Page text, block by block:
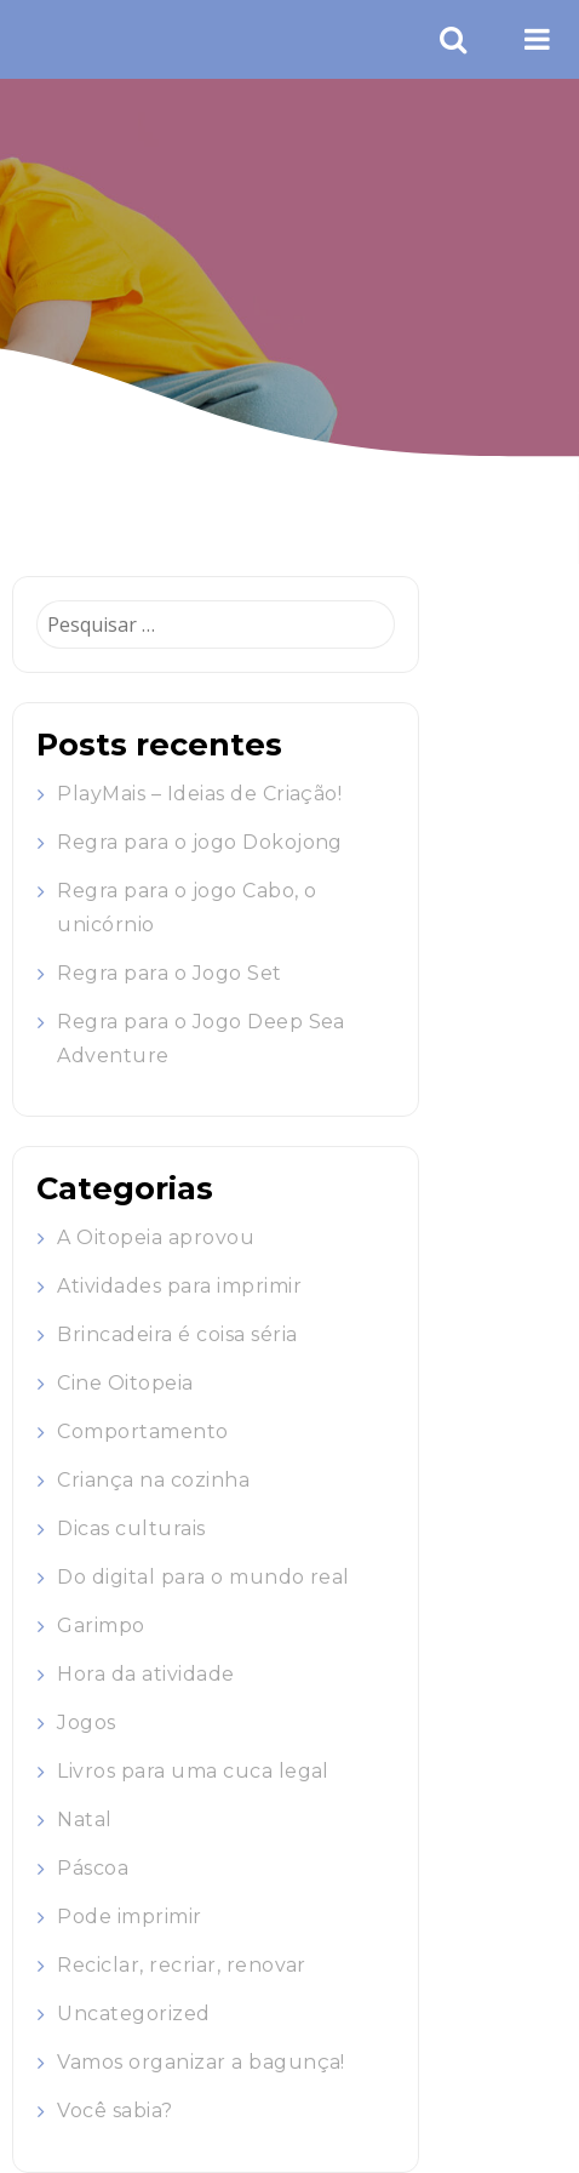
Pesquisar
Posts recentes
PlayMais – Ideias de Criação!
Regra para o jogo Dokojong
Regra para o jogo Cabo, o
unicórnio
Regra para o Jogo Set
Regra para o Jogo Deep Sea
Adventure
Categorias
A Oitopeia aprovou
Atividades para imprimir
Brincadeira é coisa séria
Cine Oitopeia
Comportamento
Criança na cozinha
Dicas culturais
Do digital para o mundo real
Garimpo
Hora da atividade
Jogos
Livros para uma cuca legal
Natal
Páscoa
Pode imprimir
Reciclar, recriar, renovar
Uncategorized
Vamos organizar a bagunça!
Você sabia?